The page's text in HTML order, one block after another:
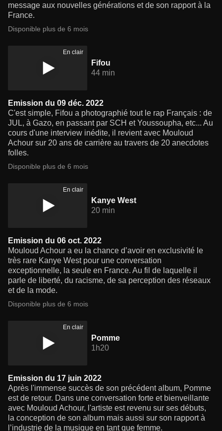
message aux nouvelles générations et de son rapport à la
France.
Disponible plus de 6 mois
En clair
Fifou
44 min
Emission du 09 déc. 2022
C'est simple, Fifou a photographié tout le rap Français : de
JUL, à Gazo, en passant par SCH et Youssoupha, etc... Au
cours d'une interview inédite, il revient avec Mouloud
Achour sur 20 ans de carrière au travers de 20 anecdotes
folles.
Disponible plus de 6 mois
En clair
Kanye West
20 min
Emission du 06 oct. 2022
Mouloud Achour a eu la chance d’avoir en exclusivité le
très rare Kanye West pour une conversation
exceptionnelle, la seule en France. Au fil de laquelle il
parle de liberté, du racisme, de sa perception des réseaux
et de la mode.
Disponible plus de 6 mois
En clair
Pomme
1h20
Emission du 17 juin 2022
Après l'immense succès de son précédent album, Pomme
est de retour. Dans une conversation forte et bienveillante
avec Mouloud Achour, l'artiste est revenu sur ses débuts,
la conception de son album mais aussi sur son rapport à
l’industrie de la musique en tant que femme.